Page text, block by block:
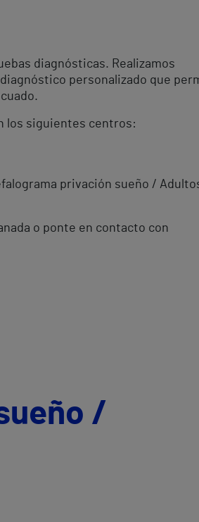
diagnósticas. Realizamos
personalizado que
los siguientes centros:
privación sueño /
o ponte en contacto con
/